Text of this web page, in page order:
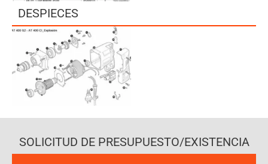
DESPIECES
SOLICITUD DE PRESUPUESTO/EXISTENCIA